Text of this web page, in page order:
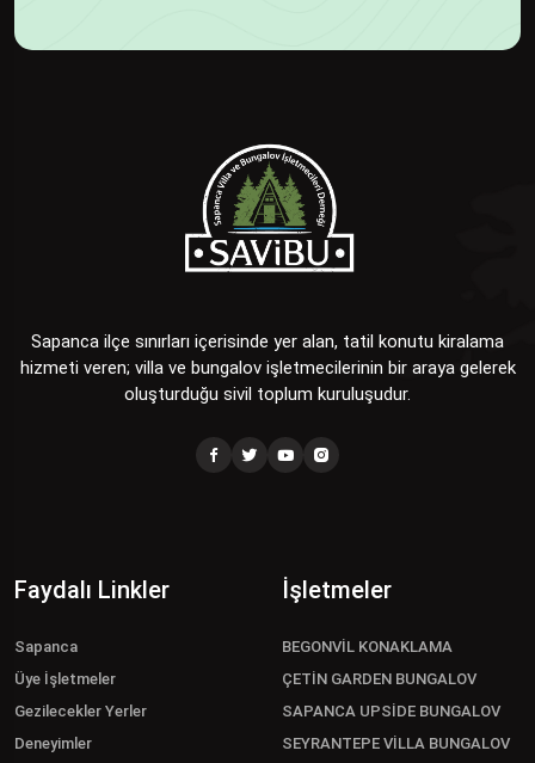
Sapanca ilçe sınırları içerisinde yer alan, tatil konutu kiralama
hizmeti veren; villa ve bungalov işletmecilerinin bir araya gelerek
oluşturduğu sivil toplum kuruluşudur.
Faydalı Linkler
Sapanca
Üye İşletmeler
Gezilecekler Yerler
Deneyimler
İşletmeler
BEGONVİL KONAKLAMA
ÇETİN GARDEN BUNGALOV
SAPANCA UPSİDE BUNGALOV
SEYRANTEPE VİLLA BUNGALOV